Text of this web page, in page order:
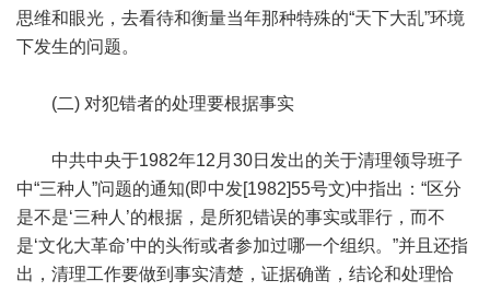
思维和眼光，去看待和衡量当年那种特殊的“天下大乱”环境
下发生的问题。
(二) 对犯错者的处理要根据事实
中共中央于1982年12月30日发出的关于清理领导班子
中“三种人”问题的通知(即中发[1982]55号文)中指出：“区分
是不是‘三种人’的根据，是所犯错误的事实或罪行，而不
是‘文化大革命’中的头衔或者参加过哪一个组织。”并且还指
出，清理工作要做到事实清楚，证据确凿，结论和处理恰